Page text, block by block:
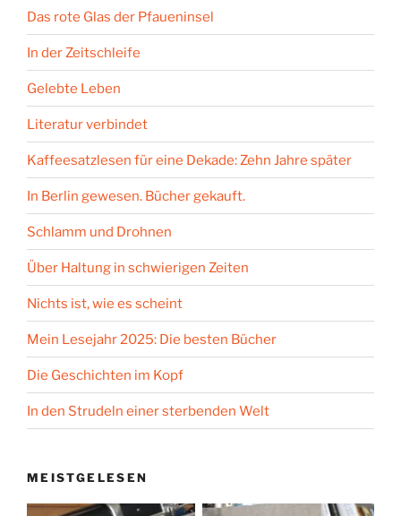
Das rote Glas der Pfaueninsel
In der Zeitschleife
Gelebte Leben
Literatur verbindet
Kaffeesatzlesen für eine Dekade: Zehn Jahre später
In Berlin gewesen. Bücher gekauft.
Schlamm und Drohnen
Über Haltung in schwierigen Zeiten
Nichts ist, wie es scheint
Mein Lesejahr 2025: Die besten Bücher
Die Geschichten im Kopf
In den Strudeln einer sterbenden Welt
MEISTGELESEN